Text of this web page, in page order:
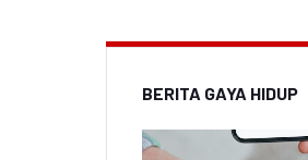
BERITA GAYA HIDUP